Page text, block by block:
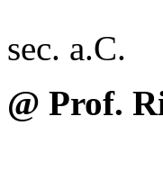
sec. a.C.
@ Prof.